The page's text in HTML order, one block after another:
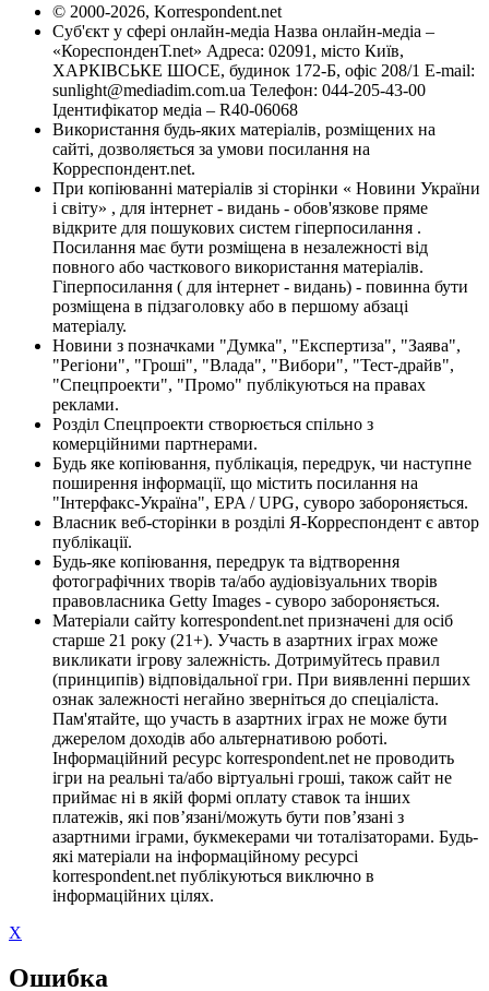
© 2000-2026, Korrespondent.net
Суб'єкт у сфері онлайн-медіа Назва онлайн-медіа –
«КореспонденТ.net» Адреса: 02091, місто Київ,
ХАРКІВСЬКЕ ШОСЕ, будинок 172-Б, офіс 208/1 E-mail:
sunlight@mediadim.com.ua Телефон: 044-205-43-00
Ідентифікатор медіа – R40-06068
Використання будь-яких матеріалів, розміщених на
сайті, дозволяється за умови посилання на
Корреспондент.net.
При копіюванні матеріалів зі сторінки « Новини України
і світу» , для інтернет - видань - обов'язкове пряме
відкрите для пошукових систем гіперпосилання .
Посилання має бути розміщена в незалежності від
повного або часткового використання матеріалів.
Гіперпосилання ( для інтернет - видань) - повинна бути
розміщена в підзаголовку або в першому абзаці
матеріалу.
Новини з позначками "Думка", "Експертиза", "Заява",
"Регіони", "Гроші", "Влада", "Вибори", "Тест-драйв",
"Спецпроекти", "Промо" публікуються на правах
реклами.
Розділ Спецпроекти створюється спільно з
комерційними партнерами.
Будь яке копіювання, публікація, передрук, чи наступне
поширення інформації, що містить посилання на
"Інтерфакс-Україна", EPA / UPG, суворо забороняється.
Власник веб-сторінки в розділі Я-Корреспондент є автор
публікації.
Будь-яке копіювання, передрук та відтворення
фотографічних творів та/або аудіовізуальних творів
правовласника Getty Images - суворо забороняється.
Матеріали сайту korrespondent.net призначені для осіб
старше 21 року (21+). Участь в азартних іграх може
викликати ігрову залежність. Дотримуйтесь правил
(принципів) відповідальної гри. При виявленні перших
ознак залежності негайно зверніться до спеціаліста.
Пам'ятайте, що участь в азартних іграх не може бути
джерелом доходів або альтернативою роботі.
Інформаційний ресурс korrespondent.net не проводить
ігри на реальні та/або віртуальні гроші, також сайт не
приймає ні в якій формі оплату ставок та інших
платежів, які пов’язані/можуть бути пов’язані з
азартними іграми, букмекерами чи тоталізаторами. Будь-
які матеріали на інформаційному ресурсі
korrespondent.net публікуються виключно в
інформаційних цілях.
X
Ошибка